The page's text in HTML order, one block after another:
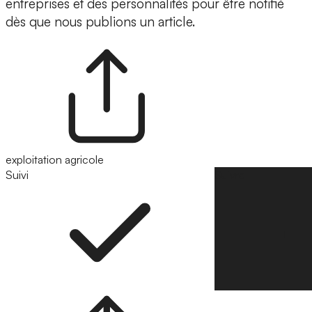
entreprises et des personnalités pour être notifié
dès que nous publions un article.
exploitation agricole
Suivi